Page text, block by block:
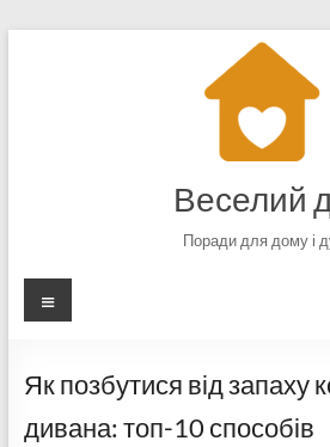
Веселий
Поради для дому і
Меню
Як позбутися від запаху
дивана: топ-10 способів